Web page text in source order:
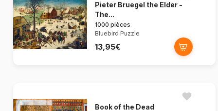
Pieter Bruegel the Elder -
The...
1000 pièces
Bluebird Puzzle
13,95€
Book of the Dead